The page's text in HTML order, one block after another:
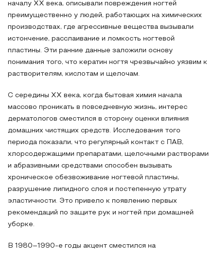
началу XX века, описывали повреждения ногтей
преимущественно у людей, работающих на химических
производствах, где агрессивные вещества вызывали
истончение, расслаивание и ломкость ногтевой
пластины. Эти ранние данные заложили основу
понимания того, что кератин ногтя чрезвычайно уязвим к
растворителям, кислотам и щелочам.
С середины XX века, когда бытовая химия начала
массово проникать в повседневную жизнь, интерес
дерматологов сместился в сторону оценки влияния
домашних чистящих средств. Исследования того
периода показали, что регулярный контакт с ПАВ,
хлорсодержащими препаратами, щелочными растворами
и абразивными средствами способен вызывать
хроническое обезвоживание ногтевой пластины,
разрушение липидного слоя и постепенную утрату
эластичности. Это привело к появлению первых
рекомендаций по защите рук и ногтей при домашней
уборке.
В 1980–1990‑е годы акцент сместился на